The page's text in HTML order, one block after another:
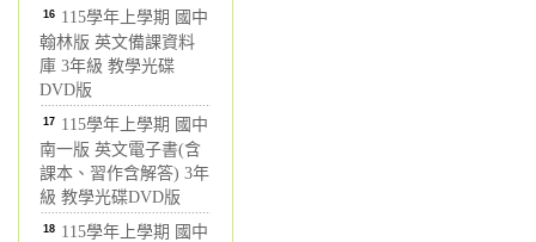
16 115學年上學期 國中
翰林版 英文備課資料
庫 3年級 教學光碟
DVD版
17 115學年上學期 國中
南一版 英文電子書(含
課本、習作含解答) 3年
級 教學光碟DVD版
18 115學年上學期 國中